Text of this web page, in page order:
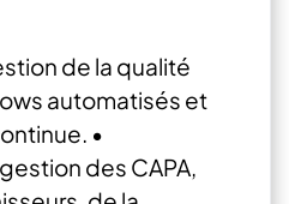
de la qualité
automatisés et
•
des CAPA,